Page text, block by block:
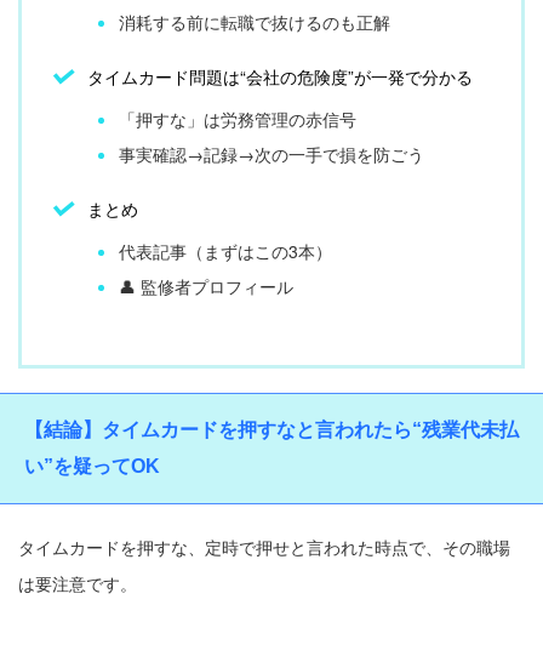
消耗する前に転職で抜けるのも正解
タイムカード問題は“会社の危険度”が一発で分かる
「押すな」は労務管理の赤信号
事実確認→記録→次の一手で損を防ごう
まとめ
代表記事（まずはこの3本）
👤 監修者プロフィール
【結論】タイムカードを押すなと言われたら“残業代未払
い”を疑ってOK
タイムカードを押すな、定時で押せと言われた時点で、その職場
は要注意です。